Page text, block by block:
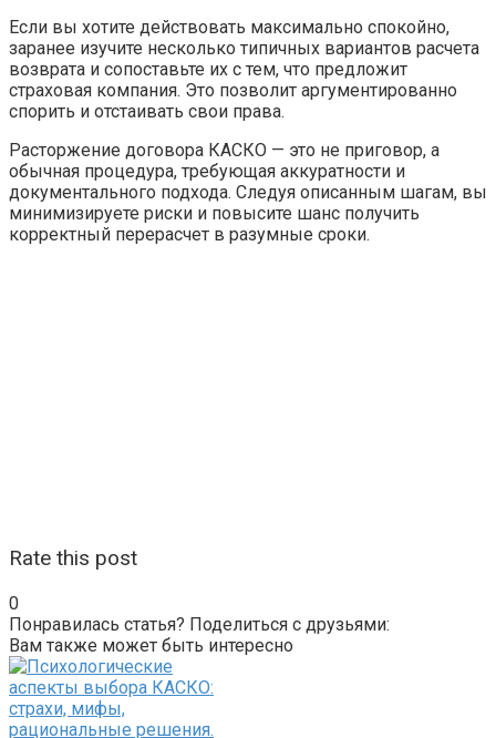
Если вы хотите действовать максимально спокойно,
заранее изучите несколько типичных вариантов расчета
возврата и сопоставьте их с тем, что предложит
страховая компания. Это позволит аргументированно
спорить и отстаивать свои права.
Расторжение договора КАСКО — это не приговор, а
обычная процедура, требующая аккуратности и
документального подхода. Следуя описанным шагам, вы
минимизируете риски и повысите шанс получить
корректный перерасчет в разумные сроки.
Rate this post
0
Понравилась статья? Поделиться с друзьями:
Вам также может быть интересно